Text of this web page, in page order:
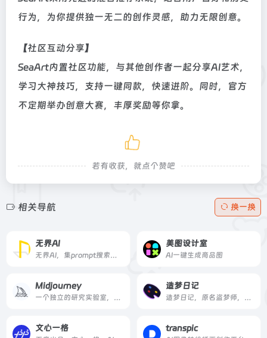
行为，为你提供独一无二的创作灵感，助力无限创意。
【社区互动分享】
SeaArt内置社区功能，与其他创作者一起分享AI艺术，
学习大神技巧，支持一键同款，快速进阶。同时，官方
不定期举办创意大赛，丰厚奖励等你拿。
若有收获，就点个赞吧
相关导航 换一换
无界AI
无界AI，集prompt搜索、AI图库、AI创作、AI广场等为一体。提供一站式AI搜索-创作-交流-分享服务。
美图设计室
AI一键生成商品图
Midjourney
一个独立的研究实验室，探索新的思想媒介，扩大人类的想象力。
造梦日记
造梦日记，原名盗梦师，是西湖心辰联合西湖大学研发的一款AI绘画工具，覆盖多模态模型训练和图像生成，包括二次元头像生成、图片设计等，可应用于绘画、动漫游戏、运营策划和电商等领域，人人都可实现自己的创作梦。
文心一格 transpic